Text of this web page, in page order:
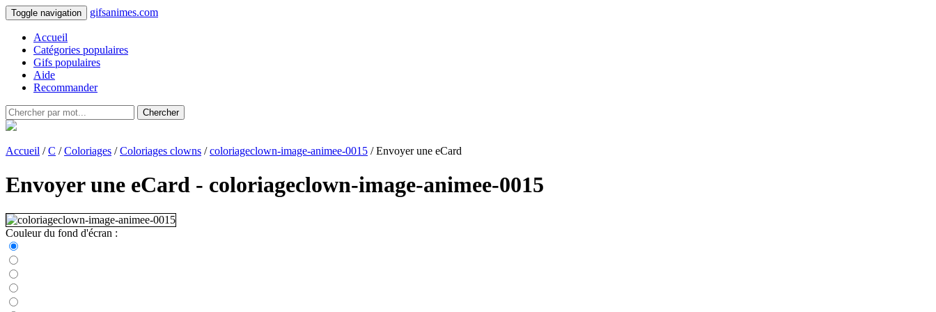
Toggle navigation gifsanimes.com
Accueil
Catégories populaires
Gifs populaires
Aide
Recommander
Chercher
Accueil /C /Coloriages /Coloriages clowns /coloriageclown-image-animee-0015 / Envoyer une eCard
Envoyer une eCard - coloriageclown-image-animee-0015
Couleur du fond d'écran :